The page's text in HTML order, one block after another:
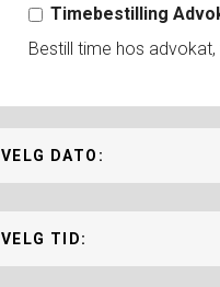
Timebestilling
Bestill time hos
VELG DATO:
VELG TID: